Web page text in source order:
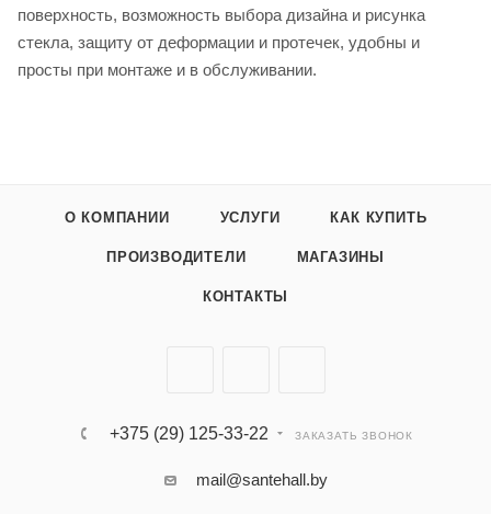
поверхность, возможность выбора дизайна и рисунка
стекла, защиту от деформации и протечек, удобны и
просты при монтаже и в обслуживании.
О КОМПАНИИ УСЛУГИ КАК КУПИТЬ
ПРОИЗВОДИТЕЛИ МАГАЗИНЫ
КОНТАКТЫ
+375 (29) 125-33-22 ЗАКАЗАТЬ ЗВОНОК
mail@santehall.by